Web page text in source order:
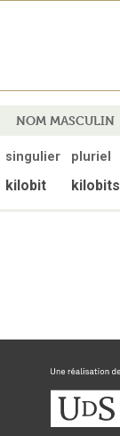
NOM MASCULIN
singulier pluriel
kilobit kilobits